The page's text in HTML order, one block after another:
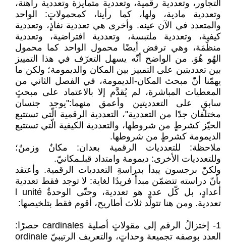
التجاور، وتعددية رقمية، وتعددية متمايزة ‏وتعددية راهنة،
وتعددية مادية، ولها، كما رأينا، كمحمولاتٍ: الواحد
والمتعدد في الآن عينه. وأخرى ‏هي تعددية نفاذٍ، وتعددية
كيفية، وتعددية ملتبسة، وتعددية افتراضية، وتعددية
منظّمَة، وهي ترفض ‏أيضًا محمول الواحد كما محمول
الهُو هُوَ. من الواضح أنّه يسهل التعرّف في هذا التمييز
بين ‏تعدديتين على التمييز بين المكان والديمومة؛ ولكن ما
يهمّنا أنّ مبحث المكان-الديمومة، في ‏الفصل الثاني من
المعطيات المباشرة، لم يُقدَّم إلا بالاعتماد على مبحثٍ
سابقٍ على التعدديتين ‏وأعمق منهما:"يوجد جنسان
مختلفان جدًا من التعددية"، التعددية الرقمية الّتي تستتبع
الحيّز كشرطٍ ‏من شروطها، والتعددية الكيفية الّتي تستتبع
الديمومة كشرطٍ من شروطها.‏
ملاحظة: للتعدديات الرقمية بعدان: مكانٌ وزمنٌ؛
وللتعدديات الأخرى: ديمومة وامتداد قبلـمكانيّ.‏
ولكنّ برجسون يبدأ بدراسةِ التعدديات الرقمية. وأعتقد
بأنّ دراسته تتضمّن مبدأً فريدًا لغاية: لا توجد ‏فقط تعددية
تعددية. ومن هنا تتولّد ثلاث ‏أطاريح، أقوم فقط بتلخيصها:‏
‏1- إختزالُ الرقم إلى مقولاتٍ أصلية ‏cardinales‏ حصرًا: